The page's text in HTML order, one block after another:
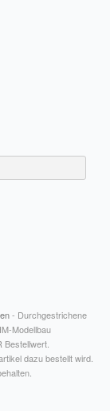
- Durchgestrichene
Modellbau
Bestellwert.
dazu bestellt wird.